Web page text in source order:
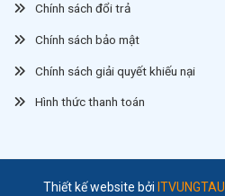
Chính sách đổi trả
Chính sách bảo mật
Chính sách giải quyết khiếu nại
Hình thức thanh toán
Thiết kế website bởi ITVUNGTAU